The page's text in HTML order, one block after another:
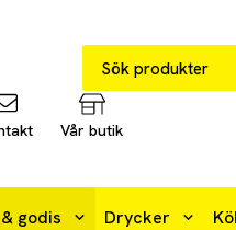
Vår butik
godis Drycker